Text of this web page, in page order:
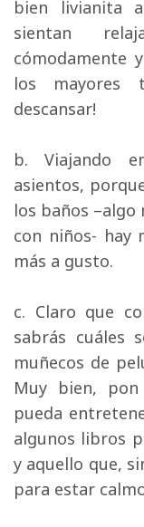
bien livianita
sientan
cómodamente
los mayores
descansar!
b. Viajando
asientos,
los baños
con niños- hay
más a gusto.
c. Claro que
sabrás cuáles
muñecos de
Muy bien,
pueda
algunos libros
y aquello que,
para estar